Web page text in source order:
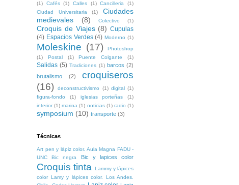
(1)
Cafés (1) Calles (1) Cancilleria
(1)
Ciudad Universitaria
(1)
Ciudades
medievales
(8) Colectivo (1)
Croquis de Viajes (8) Cupulas
(4) Espacios Verdes (4) Moderno (1)
Moleskine (17)
Photoshop
(1)
Postal (1) Puente Colgante (1)
Salidas (5) Tradiciones (1) barcos (2)
brutalismo
(2)
croquiseros
(16)
deconstructivismo (1) digital
(1)
figura-fondo
(1) iglesias porteñas
(1)
interior (1) marina (1) noticias (1) radio (1)
symposium (10) transporte (3)
Técnicas
Art pen y lápiz color. Aula Magna FADU -
UNC
Bic negra Bic y lapices color
Croquis tinta
Lammy y lápices
color
Lamy y lápices color. Los Andes.